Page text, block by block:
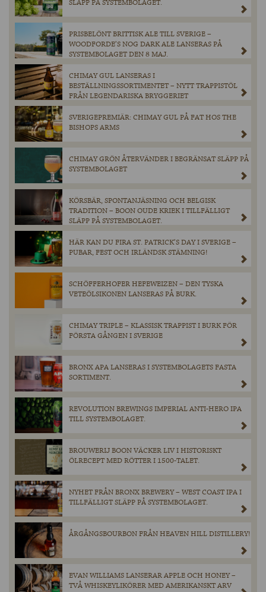
SLÄPP PÅ SYSTEMBOLAGET.
PRISBELÖNT BRITTISK ALE TILL SVERIGE –
WOODFORDE’S NOG DARK ALE LANSERAS PÅ
SYSTEMBOLAGET DEN 8 MAJ.
CHIMAY GUL LANSERAS I
BESTÄLLNINGSSORTIMENTET – NYTT TRAPPISTÖL
FRÅN LEGENDARISKA BRYGGERIET
SVERIGEPREMIÄR: CHIMAY GUL PÅ FAT HOS THE
BISHOPS ARMS
CHIMAY GRÖN ÅTERVÄNDER I BEGRÄNSAT SLÄPP PÅ
SYSTEMBOLAGET
KÖRSBÄR, SPONTANJÄSNING OCH BELGISK
TRADITION – BOON OUDE KRIEK I TILLFÄLLIGT
SLÄPP PÅ SYSTEMBOLAGET.
HÄR KAN DU FIRA ST. PATRICK’S DAY I SVERIGE –
PUBAR, FEST OCH IRLÄNDSK STÄMNING!
SCHÖFFERHOFER HEFEWEIZEN – DEN TYSKA
VETEÖLSIKONEN LANSERAS PÅ BURK.
CHIMAY TRIPLE – KLASSISK TRAPPIST I BURK FÖR
FÖRSTA GÅNGEN I SVERIGE
BRONX APA LANSERAS I SYSTEMBOLAGETS FASTA
SORTIMENT.
REVOLUTION BREWINGS IMPERIAL ANTI-HERO IPA
TILL SYSTEMBOLAGET.
BROUWERIJ BOON VÄCKER LIV I HISTORISKT
ÖLRECEPT MED RÖTTER I 1500-TALET.
NYHET FRÅN BRONX BREWERY – WEST COAST IPA I
TILLFÄLLIGT SLÄPP PÅ SYSTEMBOLAGET.
ÅRGÅNGSBOURBON FRÅN HEAVEN HILL DISTILLERY!
EVAN WILLIAMS LANSERAR APPLE OCH HONEY –
TVÅ WHISKEYLIKÖRER MED AMERIKANSKT ARV